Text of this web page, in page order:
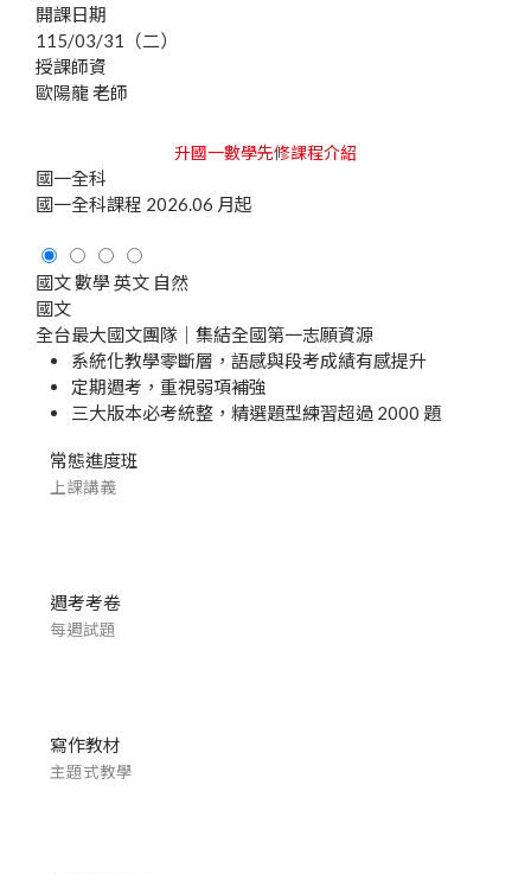
開課日期
115/03/31（二）
授課師資
歐陽龍 老師
升國一數學先修課程介紹
國一全科
國一全科課程 2026.06 月起
國文數學 英文 自然
國文
全台最大國文團隊｜集結全國第一志願資源
系統化教學零斷層，語感與段考成績有感提升
定期週考，重視弱項補強
三大版本必考統整，精選題型練習超過 2000 題
常態進度班
上課講義
週考考卷
每週試題
寫作教材
主題式教學